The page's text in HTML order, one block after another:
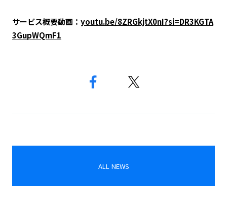
サービス概要動画： youtu.be/8ZRGkjtX0nI?si=DR3KGTA
3GupWQmF1
ALL NEWS